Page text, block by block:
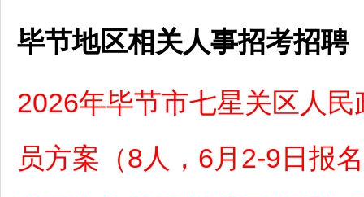
毕节地区相关人事招考招聘
2026年毕节市七星关区人
员方案（8人，6月2-9日报